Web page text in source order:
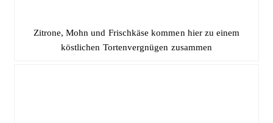
Zitrone, Mohn und Frischkäse kommen hier zu einem
köstlichen Tortenvergnügen zusammen